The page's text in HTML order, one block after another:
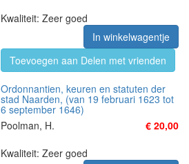
Kwaliteit: Zeer goed
In winkelwagentje
Toevoegen aan Delen met vrienden
Ordonnantien, keuren en statuten der
stad Naarden, (van 19 februari 1623 tot
6 september 1646)
Poolman, H.
€ 20,00
Kwaliteit: Zeer goed